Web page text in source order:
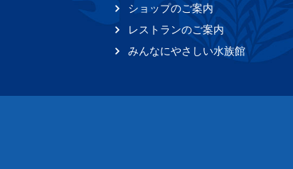
ショップのご案内
レストランのご案内
みんなにやさしい水族館